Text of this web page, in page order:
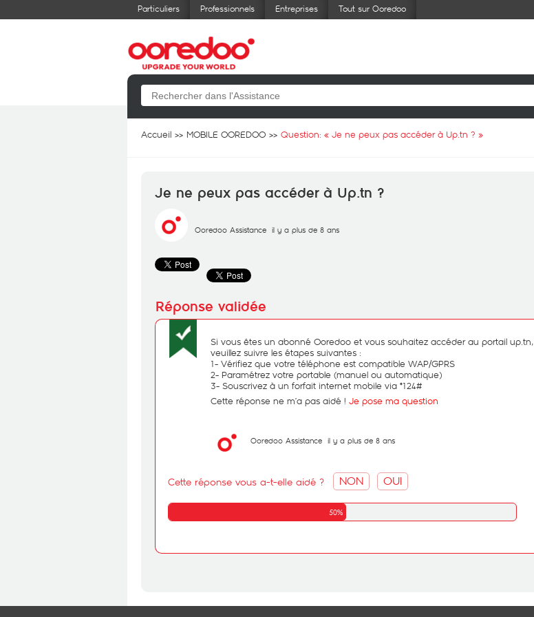
Particuliers Professionnels Entreprises Tout sur Ooredoo
Accueil MOBILE OOREDOO Question: « Je ne peux pas accéder à Up.tn ? »
Je ne peux pas accéder à Up.tn ?
Ooredoo Assistance il y a plus de 8 ans
Si vous êtes un abonné Ooredoo et vous souhaitez accéder au portail up.tn,
veuillez suivre les étapes suivantes :
1- Vérifiez que votre téléphone est compatible WAP/GPRS
2- Paramétrez votre portable (manuel ou automatique)
3- Souscrivez à un forfait internet mobile via *124#
Cette réponse ne m’a pas aidé ! Je pose ma question
Ooredoo Assistance il y a plus de 8 ans
Cette réponse vous a-t-elle aidé ? NON OUI
50%